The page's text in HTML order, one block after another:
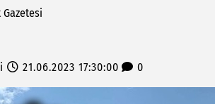
Gazetesi
21.06.2023 17:30:00 0